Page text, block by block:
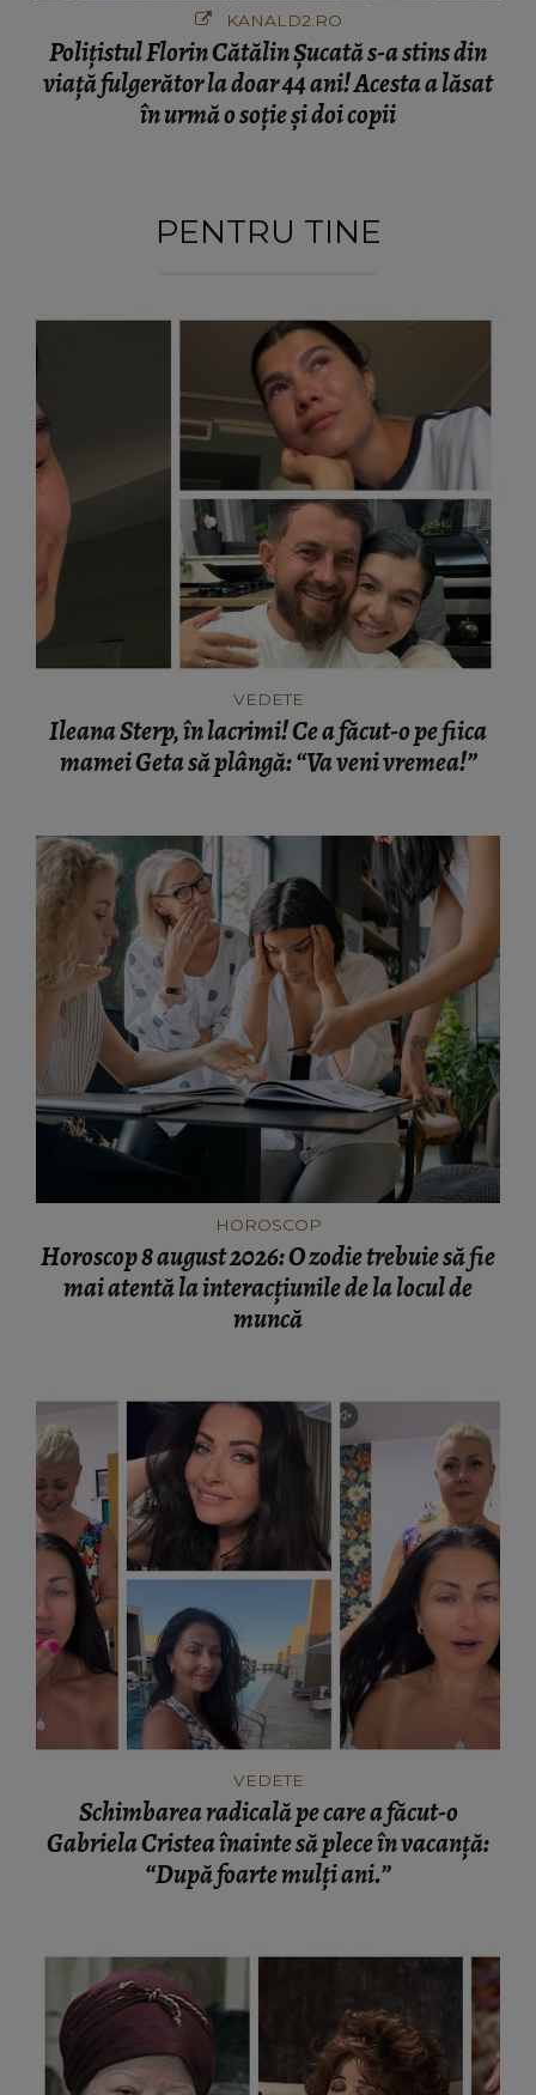
KANALD2.RO
Polițistul Florin Cătălin Șucată s-a stins din
viață fulgerător la doar 44 ani! Acesta a lăsat
în urmă o soție și doi copii
PENTRU TINE
VEDETE
Ileana Sterp, în lacrimi! Ce a făcut-o pe fiica
mamei Geta să plângă: “Va veni vremea!”
HOROSCOP
Horoscop 8 august 2026: O zodie trebuie să fie
mai atentă la interacțiunile de la locul de
muncă
VEDETE
Schimbarea radicală pe care a făcut-o
Gabriela Cristea înainte să plece în vacanță:
“După foarte mulți ani.”